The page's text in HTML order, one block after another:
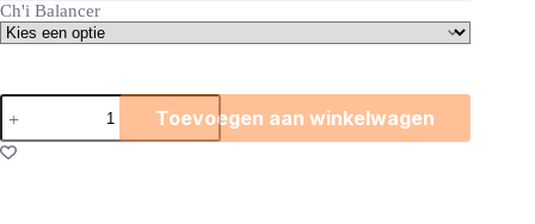
€ 252,00
Ch'i Balancer
Ch'i
Balancer
Ioliet
aantal
Toevoegen aan winkelwagen